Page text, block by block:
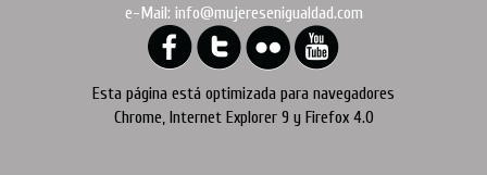
e-Mail: info@mujeresenigualdad.com
Esta página está optimizada para navegadores
Chrome, Internet Explorer 9 y Firefox 4.0